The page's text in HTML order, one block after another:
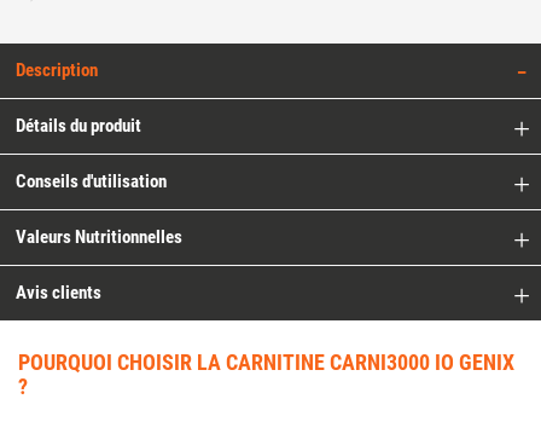
Description
Détails du produit
Conseils d'utilisation
Valeurs Nutritionnelles
Avis clients
POURQUOI CHOISIR LA CARNITINE CARNI3000 IO GENIX
?